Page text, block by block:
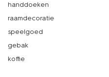
handdoeken
raamdecoratie
speelgoed
gebak
koffie